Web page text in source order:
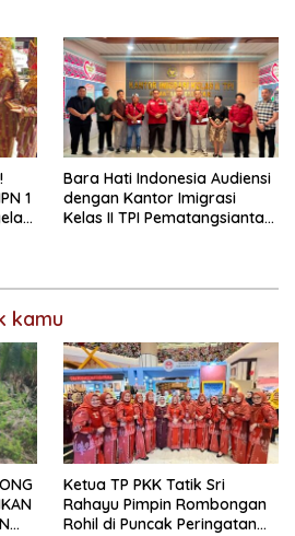
2025/2026
1
Bara Hati Indonesia Audiensi
dengan Kantor Imigrasi
Kelas II TPI Pematangsiantar,
kamu
Ketua TP PKK Tatik Sri
Rahayu Pimpin Rombongan
Rohil di Puncak Peringatan